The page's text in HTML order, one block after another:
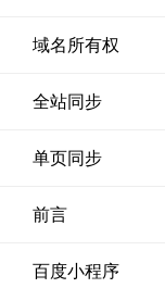
域名所有权
全站同步
单页同步
前言
百度小程序